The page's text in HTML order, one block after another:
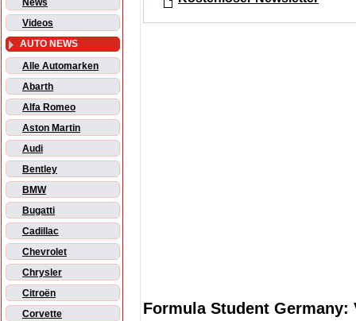
News
Videos
AUTO NEWS
Alle Automarken
Abarth
Alfa Romeo
Aston Martin
Audi
Bentley
BMW
Bugatti
Cadillac
Chevrolet
Chrysler
Citroën
Corvette
Formula Student